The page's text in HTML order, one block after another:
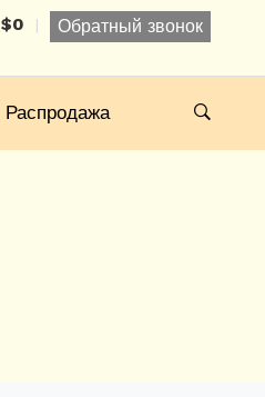
$0 | Обратный звонок
Распродажа